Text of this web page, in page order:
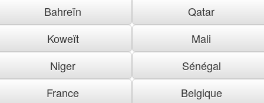
Bahreïn
Qatar
Koweït
Mali
Niger
Sénégal
France
Belgique